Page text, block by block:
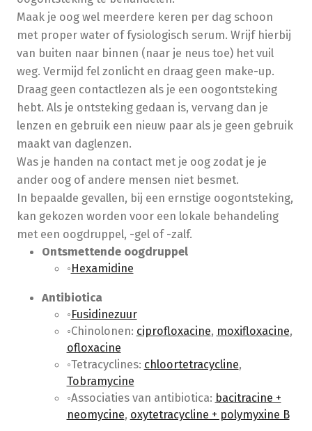
Maak je oog wel meerdere keren per dag schoon
met proper water of fysiologisch serum. Wrijf hierbij
van buiten naar binnen (naar je neus toe) het vuil
weg. Vermijd fel zonlicht en draag geen make-up.
Draag geen contactlezen als je een oogontsteking
hebt. Als je ontsteking gedaan is, vervang dan je
lenzen en gebruik een nieuw paar als je geen gebruik
maakt van daglenzen.
Was je handen na contact met je oog zodat je je
ander oog of andere mensen niet besmet.
In bepaalde gevallen, bij een ernstige oogontsteking,
kan gekozen worden voor een lokale behandeling
met een oogdruppel, -gel of -zalf.
Ontsmettende oogdruppel
Hexamidine
Antibiotica
Fusidinezuur
Chinolonen: ciprofloxacine, moxifloxacine,
ofloxacine
Tetracyclines: chloortetracycline,
Tobramycine
Associaties van antibiotica: bacitracine +
neomycine, oxytetracycline + polymyxine B